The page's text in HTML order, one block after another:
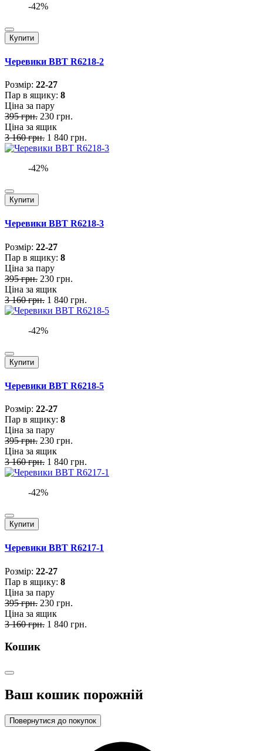
-42%
Купити
Черевики BBT R6218-2
Розмiр: 22-27
Пар в ящику: 8
Ціна за пару
395 грн. 230 грн.
Ціна за ящик
3 160 грн. 1 840 грн.
-42%
Купити
Черевики BBT R6218-3
Розмiр: 22-27
Пар в ящику: 8
Ціна за пару
395 грн. 230 грн.
Ціна за ящик
3 160 грн. 1 840 грн.
-42%
Купити
Черевики BBT R6218-5
Розмiр: 22-27
Пар в ящику: 8
Ціна за пару
395 грн. 230 грн.
Ціна за ящик
3 160 грн. 1 840 грн.
-42%
Купити
Черевики BBT R6217-1
Розмiр: 22-27
Пар в ящику: 8
Ціна за пару
395 грн. 230 грн.
Ціна за ящик
3 160 грн. 1 840 грн.
Кошик
Ваш кошик порожній
Повернутися до покупок